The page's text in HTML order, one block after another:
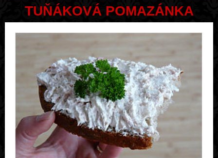
TUŇÁKOVÁ POMAZÁNKA